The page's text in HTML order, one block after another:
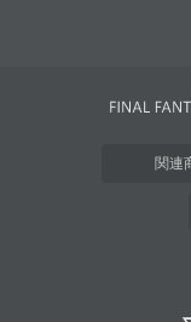
関連